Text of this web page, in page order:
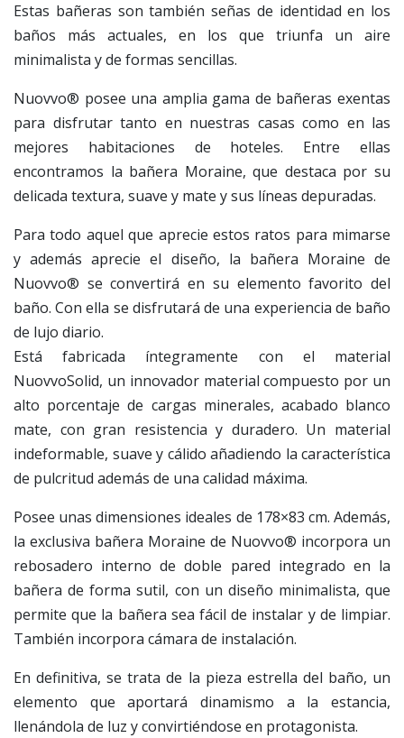
Estas bañeras son también señas de identidad en los
baños más actuales, en los que triunfa un aire
minimalista y de formas sencillas.
Nuovvo® posee una amplia gama de bañeras exentas
para disfrutar tanto en nuestras casas como en las
mejores habitaciones de hoteles. Entre ellas
encontramos la bañera Moraine, que destaca por su
delicada textura, suave y mate y sus líneas depuradas.
Para todo aquel que aprecie estos ratos para mimarse
y además aprecie el diseño, la bañera Moraine de
Nuovvo® se convertirá en su elemento favorito del
baño. Con ella se disfrutará de una experiencia de baño
de lujo diario.
Está fabricada íntegramente con el material
NuovvoSolid, un innovador material compuesto por un
alto porcentaje de cargas minerales, acabado blanco
mate, con gran resistencia y duradero. Un material
indeformable, suave y cálido añadiendo la característica
de pulcritud además de una calidad máxima.
Posee unas dimensiones ideales de 178×83 cm. Además,
la exclusiva bañera Moraine de Nuovvo® incorpora un
rebosadero interno de doble pared integrado en la
bañera de forma sutil, con un diseño minimalista, que
permite que la bañera sea fácil de instalar y de limpiar.
También incorpora cámara de instalación.
En definitiva, se trata de la pieza estrella del baño, un
elemento que aportará dinamismo a la estancia,
llenándola de luz y convirtiéndose en protagonista.